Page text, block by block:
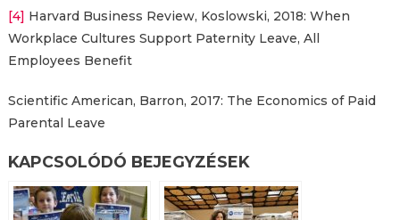
[4] Harvard Business Review, Koslowski, 2018: When
Workplace Cultures Support Paternity Leave, All
Employees Benefit
Scientific American, Barron, 2017: The Economics of Paid
Parental Leave
KAPCSOLÓDÓ BEJEGYZÉSEK